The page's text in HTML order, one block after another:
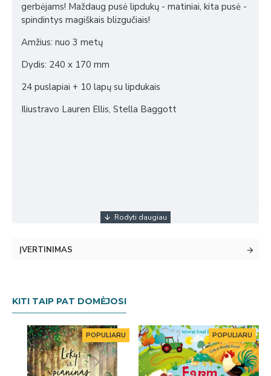
gerbėjams! Maždaug pusė lipdukų - matiniai, kita pusė -
spindintys magiškais blizgučiais!
Amžius: nuo 3 metų
Dydis: 240 x 170 mm
24 puslapiai + 10 lapų su lipdukais
Iliustravo Lauren Ellis, Stella Baggott
ĮVERTINIMAS
KITI TAIP PAT DOMĖJOSI
POPULIARU POPULIARU